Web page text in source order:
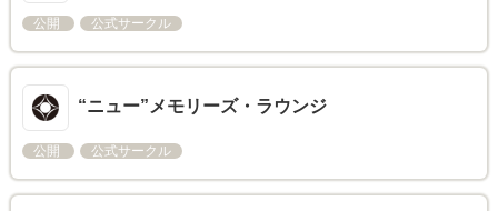
公開 公式サークル
“ニュー”メモリーズ・ラウンジ
公開 公式サークル